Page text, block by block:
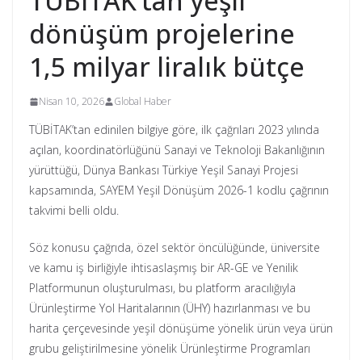
dönüşüm projelerine
1,5 milyar liralık bütçe
Nisan 10, 2026 Global Haber
TÜBİTAK’tan edinilen bilgiye göre, ilk çağrıları 2023 yılında
açılan, koordinatörlüğünü Sanayi ve Teknoloji Bakanlığının
yürüttüğü, Dünya Bankası Türkiye Yeşil Sanayi Projesi
kapsamında, SAYEM Yeşil Dönüşüm 2026-1 kodlu çağrının
takvimi belli oldu.
Söz konusu çağrıda, özel sektör öncülüğünde, üniversite
ve kamu iş birliğiyle ihtisaslaşmış bir AR-GE ve Yenilik
Platformunun oluşturulması, bu platform aracılığıyla
Ürünleştirme Yol Haritalarının (ÜHY) hazırlanması ve bu
harita çerçevesinde yeşil dönüşüme yönelik ürün veya ürün
grubu geliştirilmesine yönelik Ürünleştirme Programları